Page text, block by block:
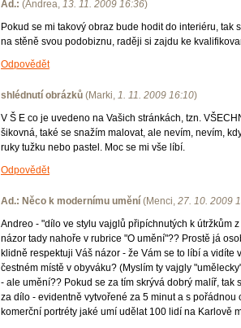
Ad.: (Andrea, 13. 11. 2009 16:36)
Pokud se mi takový obraz bude hodit do interiéru, tak
na stěně svou podobiznu, raději si zajdu ke
Odpovědět
shlédnutí obrázků (Marki, 1. 11. 2009 16:10)
V Š E co je uvedeno na Vašich stránkách, tzn.
šikovná, také se snažím malovat, ale nevím, nevím,
ruky tužku nebo pastel. Moc se mi vše líbí.
Odpovědět
Ad.: Něco k modernímu umění (Menci, 27. 10. 2009
Andreo - "dílo ve stylu vajglů připíchnutých k útržkům
názor tady nahoře v rubrice "O umění"?? Prostě já
klidně respektuji Váš názor - že Vám se to líbí a vidíte
čestném místě v obyváku? (Myslím ty vajgly
- ale umění?? Pokud se za tím skrývá dobrý malíř,
za dílo - evidentně vytvořené za 5 minut a s
komerční portréty jaké umí udělat 100 lidí na Karlově